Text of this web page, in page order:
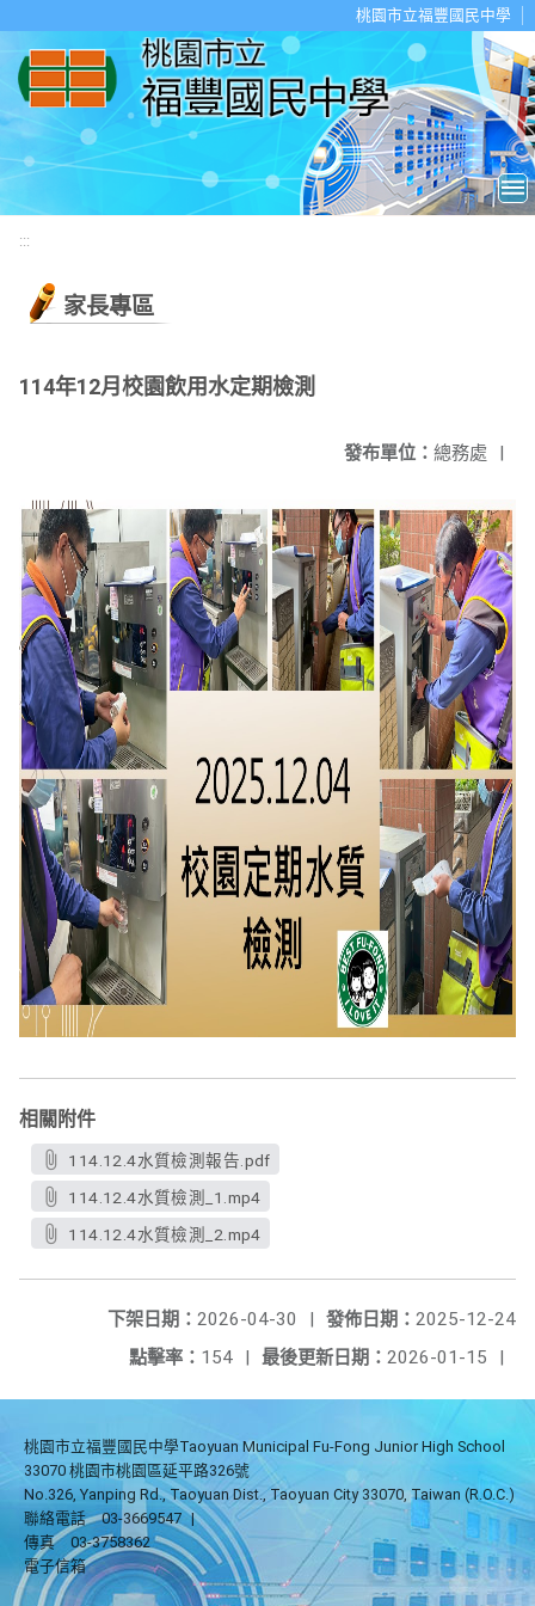
桃園市立福豐國民中學
:::
家長專區
114年12月校園飲用水定期檢測
發布單位： 總務處 |
相關附件
114.12.4水質檢測報告.pdf
114.12.4水質檢測_1.mp4
114.12.4水質檢測_2.mp4
發佈日期： 2025-12-24
下架日期： 2026-04-30
|
最後更新日期： 2026-01-15 |
點擊率： 154 |
桃園市立福豐國民中學Taoyuan Municipal Fu-Fong Junior High School
33070 桃園市桃園區延平路326號
No.326, Yanping Rd., Taoyuan Dist., Taoyuan City 33070, Taiwan (R.O.C.)
聯絡電話
03-3669547 |
傳真
03-3758362
電子信箱